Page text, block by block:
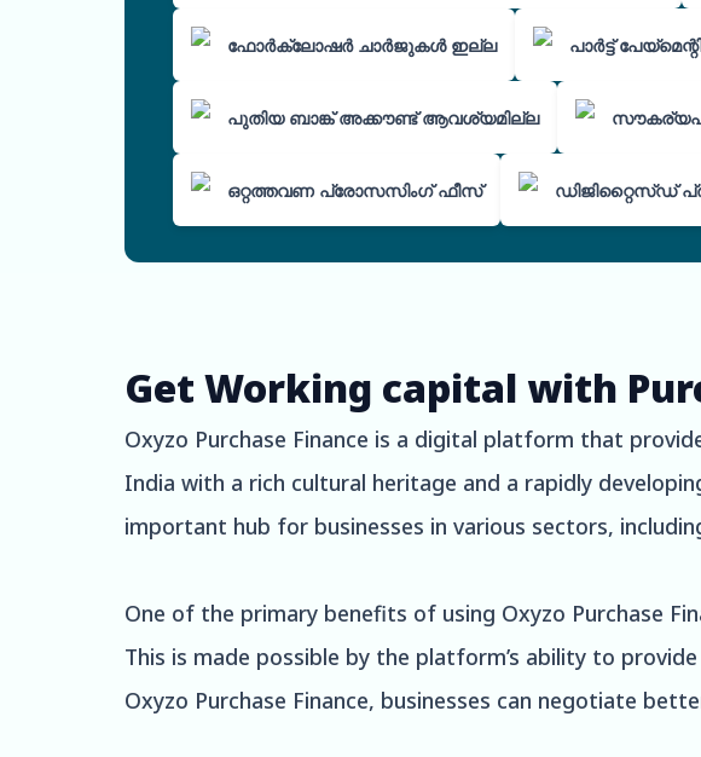
ഫോർക്ലോഷർ ചാർജുകൾ ഇല്ല പാർട്ട്
പുതിയ ബാങ്ക് അക്കൗണ്ട് ആവശ്യമില്ല
ഒറ്റത്തവണ പ്രോസസിംഗ് ഫീസ് ഡിജിറ്റൈസ്ഡ്
Get Working capital with
Oxyzo Purchase Finance is a digital platform that
India with a rich cultural heritage and a rapidly
important hub for businesses in various sectors,
One of the primary benefits of using Oxyzo Purchase
This is made possible by the platform’s ability to
Oxyzo Purchase Finance, businesses can negotiate